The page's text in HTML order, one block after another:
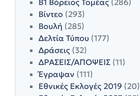
Βίντεο (293)
Βουλή (285)
Δελτία Τύπου (177)
Δράσεις (32)
ΔΡΑΣΕΙΣ/ΑΠΟΨΕΙΣ (11)
Έγραψαν (111)
Εθνικές Εκλογές 2019 (20)